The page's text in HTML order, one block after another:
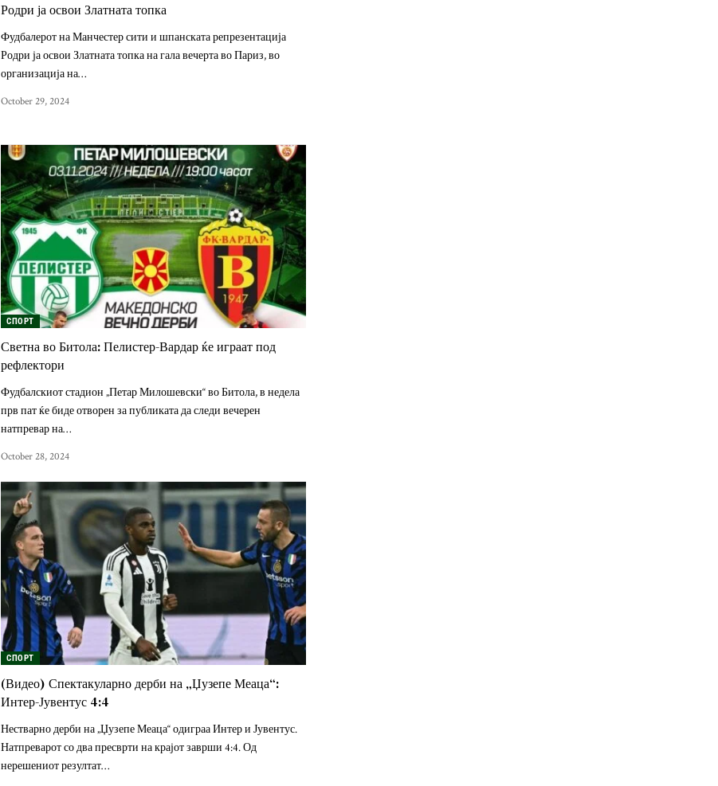
Родри ја освои Златната топка
Фудбалерот на Манчестер сити и шпанската репрезентација
Родри ја освои Златната топка на гала вечерта во Париз, во
организација на…
October 29, 2024
СПОРТ
Светна во Битола: Пелистер-Вардар ќе играат под
рефлектори
Фудбалскиот стадион „Петар Милошевски“ во Битола, в недела
прв пат ќе биде отворен за публиката да следи вечерен
натпревар на…
October 28, 2024
СПОРТ
(Видео) Спектакуларно дерби на „Џузепе Меаца“:
Интер-Јувентус 4:4
Нестварно дерби на „Џузепе Меаца“ одиграа Интер и Јувентус.
Натпреварот со два пресврти на крајот заврши 4:4. Од
нерешениот резултат…